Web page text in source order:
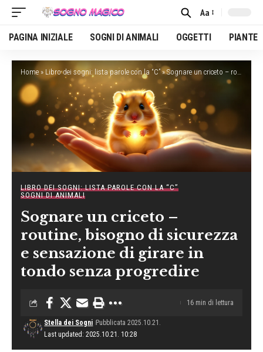
Font
Resizer
Aa
PAGINA INIZIALE SOGNI DI ANIMALI OGGETTI PIANTE
Home » Libro dei sogni: lista parole con la “C”»Sognare un criceto – routine, bisogno di sicurezza e sensazione di girare in tondo senza progredire
LIBRO DEI SOGNI: LISTA PAROLE CON LA “C”
SOGNI DI ANIMALI
Sognare un criceto –
routine, bisogno di sicurezza
e sensazione di girare in
tondo senza progredire
Last updated: 2025.10.21. 10:28
Stella dei Sogni Pubblicata 2025.10.21.
16 min di lettura